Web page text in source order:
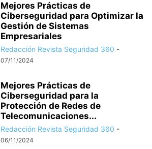
Mejores Prácticas de
Ciberseguridad para Optimizar la
Gestión de Sistemas
Empresariales
Redacción Revista Seguridad 360 -
07/11/2024
Mejores Prácticas de
Ciberseguridad para la
Protección de Redes de
Telecomunicaciones...
Redacción Revista Seguridad 360 -
06/11/2024